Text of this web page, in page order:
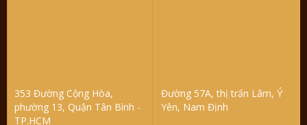
353 Đường Cộng Hòa,
phường 13, Quận Tân Bình -
TP.HCM
Đường 57A, thị trấn Lâm, Ý
Yên, Nam Định